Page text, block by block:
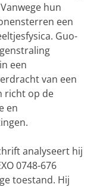
hun
een
Guo-
een
van een
richt op de
en
analyseert hij
0748-676
toestand. Hij